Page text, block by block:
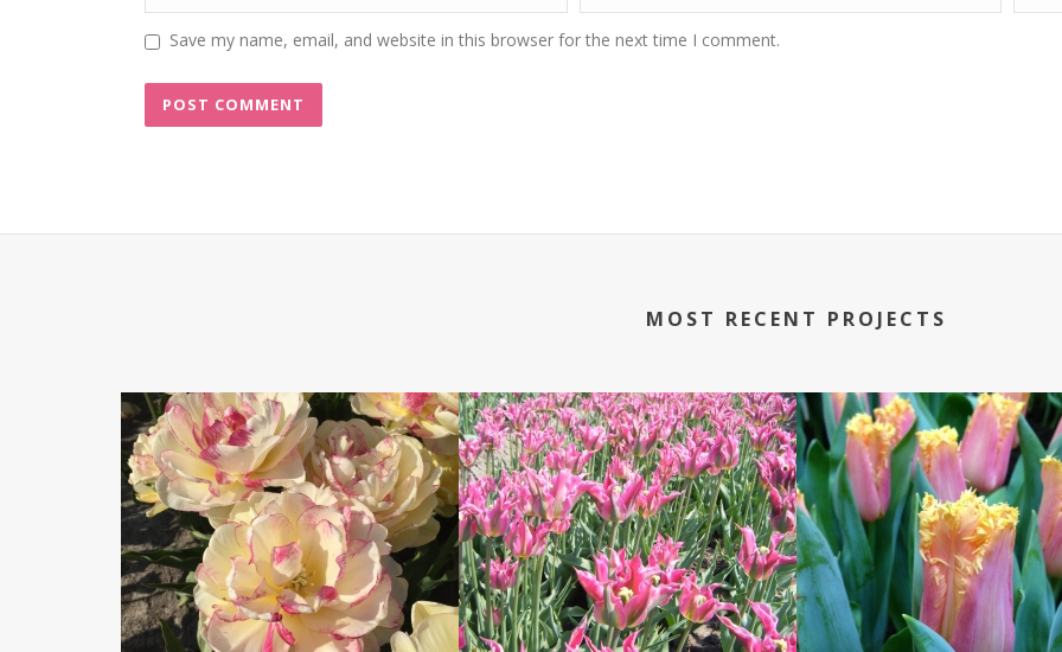
Save my name, email, and website in this browser for the next time I comment.
MOST RECENT PROJECTS